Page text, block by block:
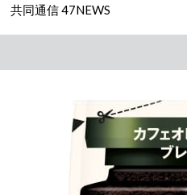
共同通信 47NEWS